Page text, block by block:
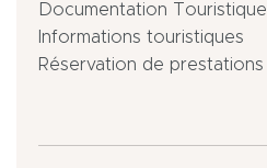
Documentation Touristique
Informations touristiques
Réservation de prestations